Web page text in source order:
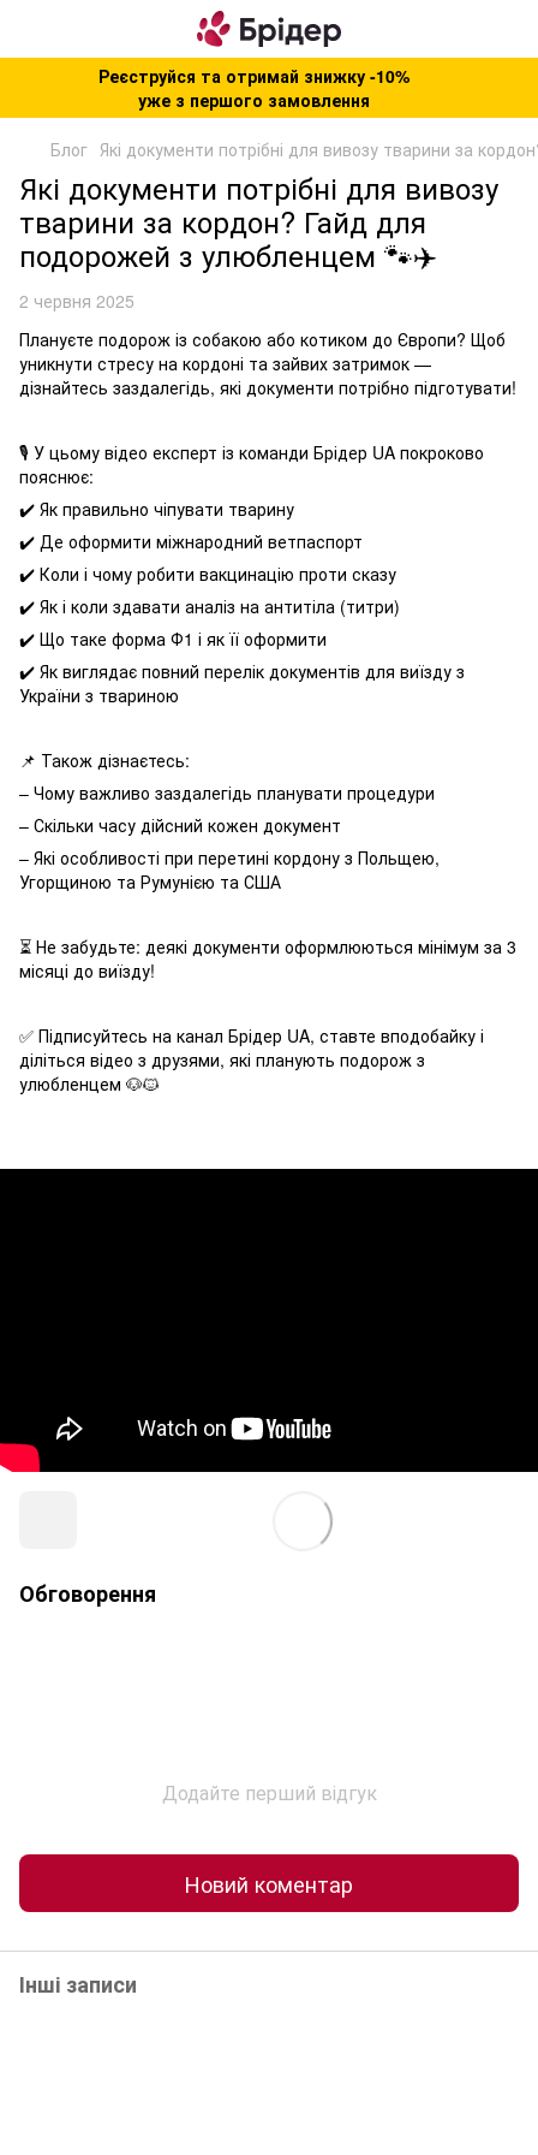
Реєструйся та отримай знижку -10%
уже з першого замовлення
Блог Які документи потрібні для вивозу тварини за
Які документи потрібні для вивозу
тварини за кордон? Гайд для
подорожей з улюбленцем 🐾✈️
2 червня 2025
Плануєте подорож із собакою або котиком до Європи? Щоб
уникнути стресу на кордоні та зайвих затримок —
дізнайтесь заздалегідь, які документи потрібно підготувати!
🎙 У цьому відео експерт із команди Брідер UA покроково
пояснює:
✔️ Як правильно чіпувати тварину
✔️ Де оформити міжнародний ветпаспорт
✔️ Коли і чому робити вакцинацію проти сказу
✔️ Як і коли здавати аналіз на антитіла (титри)
✔️ Що таке форма Ф1 і як її оформити
✔️ Як виглядає повний перелік документів для виїзду з
України з твариною
📌 Також дізнаєтесь:
– Чому важливо заздалегідь планувати процедури
– Скільки часу дійсний кожен документ
– Які особливості при перетині кордону з Польщею,
Угорщиною та Румунією та США
⏳ Не забудьте: деякі документи оформлюються мінімум за 3
місяці до виїзду!
✅ Підписуйтесь на канал Брідер UA, ставте вподобайку і
діліться відео з друзями, які планують подорож з
улюбленцем 🐶🐱
Обговорення
Додайте перший відгук
Новий коментар
Інші записи